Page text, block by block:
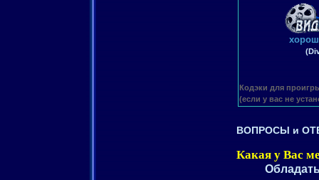
Кодэки для
(если у вас не
ВОПРОСЫ и
Какая у Вас